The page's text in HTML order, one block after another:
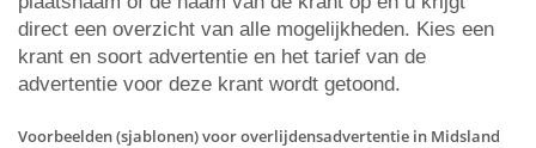
direct een overzicht van alle mogelijkheden. Kies een
krant en soort advertentie en het tarief van de
advertentie voor deze krant wordt getoond.
Voorbeelden (sjablonen) voor overlijdensadvertentie in Midsland